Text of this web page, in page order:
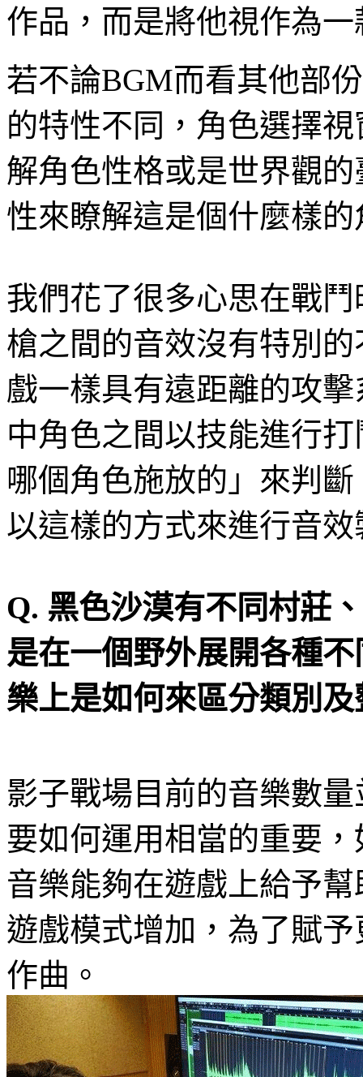
作品，而是將他視作為
若不論BGM而看其他部
的特性不同，角色選擇
解角色性格或是世界觀
性來瞭解這是個什麼樣的
我們花了很多心思在戰
槍之間的音效沒有特別
戲一樣具有遠距離的攻
中角色之間以技能進行
哪個角色施放的」來判
以這樣的方式來進行音效
Q. 黑色沙漠有不同村莊
是在一個野外展開各種
樂上是如何來區分類別
影子戰場目前的音樂數
要如何運用相當的重要，
音樂能夠在遊戲上給予
遊戲模式增加， 為了賦
作曲 。